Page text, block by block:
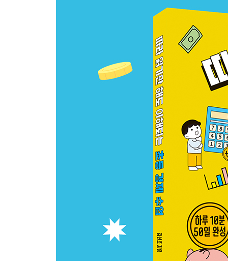
내가 그린 이모티콘으로 돈을 벌 수 있을까? -저작
걷기만 해도 돈을 준다고? -리워드 경제
눈에 보이지 않는 돈, 암호화폐는 뭘까? -암호화폐
게임 아이템도 진짜 돈일까? -가상재화
배달 앱이 직업을 만든다고? -플랫폼 경제
유튜버는 어떻게 돈을 벌까? - 수익 구조
로봇과 AI가 일을 대신 하면 사람은 어떻게 될까? -
브이로그는 왜 이렇게 인기일까? -브이로그
스마트폰은 왜 계속 새 모델이 나올까? -업그레이
5장. 우리나라와 세계 경제는 어떻게 움직일까? -
동전 하나에 나라의 이야기가 담겨 있다고? -화폐
온라인으로 주문한 물건이 어떻게 하루 만에 도착
왜 어떤 가게는 줄을 서고, 어떤 가게는 손님이 없
우리나라 경제 규모는 얼마나 될까? -GDP
지속 가능한 성장, 왜 중요할까? -지속 가능한 성장
1인당 국민소득이 왜 중요할까? -1인당 국민소득